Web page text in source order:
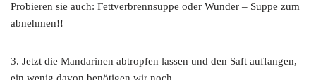
Probieren sie auch: Fettverbrennsuppe oder Wunder – Suppe zum
abnehmen!!
3. Jetzt die Mandarinen abtropfen lassen und den Saft auffangen,